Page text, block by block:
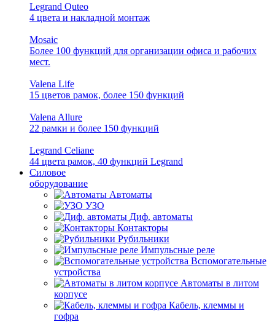
Legrand Quteo
4 цвета и накладной монтаж
Mosaic
Более 100 функций для организации офиса и рабочих
мест.
Valena Life
15 цветов рамок, более 150 функций
Valena Allure
22 рамки и более 150 функций
Legrand Celiane
44 цвета рамок, 40 функций Legrand
Силовое
оборудование
Автоматы
УЗО
Диф. автоматы
Контакторы
Рубильники
Импульсные реле
Вспомогательные
устройства
Автоматы в литом
корпусе
Кабель, клеммы и
гофра